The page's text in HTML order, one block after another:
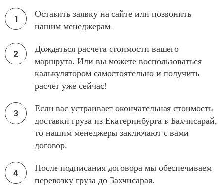
Оставить заявку на сайте или позвонить
нашим менеджерам.
Дождаться расчета стоимости вашего
маршрута. Или вы можете воспользоваться
калькулятором самостоятельно и получить
расчет уже сейчас!
Если вас устраивает окончательная стоимость
доставки груза из Екатеринбурга в Бахчисарай,
то нашим менеджеры заключают с вами
договор.
После подписания договора мы обеспечиваем
перевозку груза до Бахчисарая.